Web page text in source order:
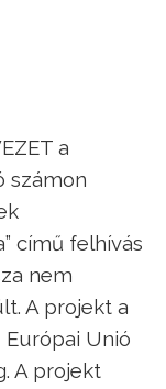
a
számon
című felhívás
nem
A projekt a
Unió
A projekt